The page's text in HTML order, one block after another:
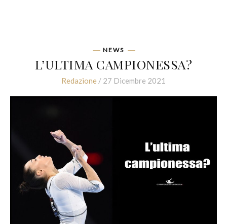
NEWS
L’ULTIMA CAMPIONESSA?
Redazione / 27 Dicembre 2021